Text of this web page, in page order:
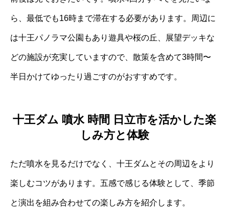
ら、最低でも16時まで滞在する必要があります。周辺に
は十王パノラマ公園もあり遊具や桜の丘、展望デッキな
どの施設が充実していますので、散策を含めて3時間〜
半日かけてゆったり過ごすのがおすすめです。
十王ダム 噴水 時間 日立市を活かした楽
しみ方と体験
ただ噴水を見るだけでなく、十王ダムとその周辺をより
楽しむコツがあります。五感で感じる体験として、季節
と演出を組み合わせての楽しみ方を紹介します。